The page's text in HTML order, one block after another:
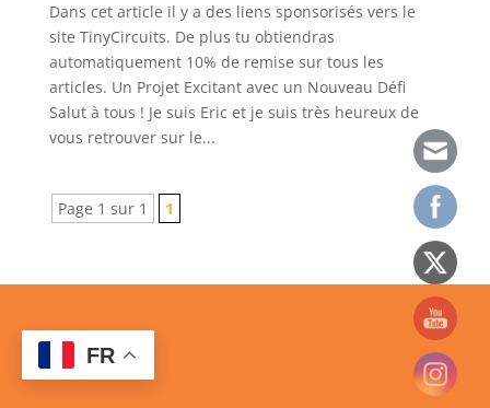
Dans cet article il y a des liens sponsorisés vers le
site TinyCircuits. De plus tu obtiendras
automatiquement 10% de remise sur tous les
articles. Un Projet Excitant avec un Nouveau Défi
Salut à tous ! Je suis Eric et je suis très heureux de
vous retrouver sur le...
Page 1 sur 1 1
FR